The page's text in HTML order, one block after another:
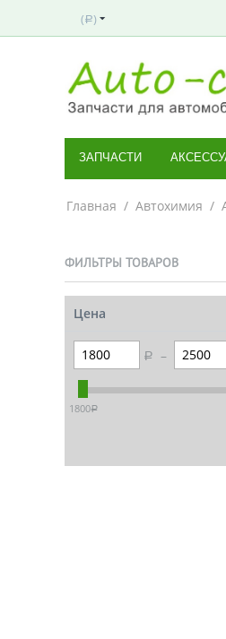
( Р )
ЗАПЧАСТИ
Главная / Автохимия /
ФИЛЬТРЫ ТОВАРОВ
Цена
Р –
1800Р